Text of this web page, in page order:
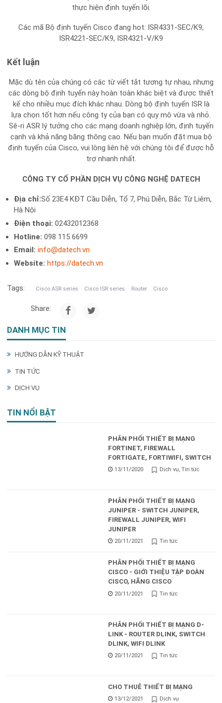
DANH MỤC TIN
HƯỚNG DẪN KỸ THUẬT
TIN TỨC
DỊCH VỤ
TIN NỔI BẬT
PHÂN PHỐI THIẾT BỊ MẠNG
FORTINET, FIREWALL
FORTIGATE, FORTIWIFI, SWITCH
13/11/2020 Dịch vụ Tin tức
PHÂN PHỐI THIẾT BỊ MẠNG
JUNIPER - SWITCH JUNIPER,
FIREWALL JUNIPER, WIFI
JUNIPER
20/11/2021 Tin tức
PHÂN PHỐI THIẾT BỊ MẠNG
CISCO - GIỚI THIỆU TẬP ĐOÀN
CISCO, HÃNG CISCO
20/11/2021 Tin tức
PHÂN PHỐI THIẾT BỊ MẠNG D-
LINK - ROUTER DLINK, SWITCH
DLINK, WIFI DLINK
20/11/2021 Tin tức
CHO THUÊ THIẾT BỊ MẠNG
13/12/2021 Dịch vụ
thực hiện định tuyến lõi.
Các mã Bộ định tuyến Cisco đang hot: ISR4331-SEC/K9,
ISR4221-SEC/K9, ISR4321-V/K9
Kết luận
Mặc dù tên của chúng có các từ viết tắt tương tự nhau, nhưng
các dòng bộ định tuyến này hoàn toàn khác biệt và được thiết
kế cho nhiều mục đích khác nhau. Dòng bộ định tuyến ISR là
lựa chọn tốt hơn nếu công ty của bạn có quy mô vừa và nhỏ.
Sê-ri ASR lý tưởng cho các mạng doanh nghiệp lớn, định tuyến
cạnh và khả năng băng thông cao. Nếu bạn muốn đặt mua bộ
định tuyến của Cisco, vui lòng liên hệ với chúng tôi để được hỗ
trợ nhanh nhất.
CÔNG TY CỔ PHẦN DỊCH VỤ CÔNG NGHỆ DATECH
Địa chỉ:Số 23E4 KĐT Cầu Diễn, Tổ 7, Phú Diễn, Bắc Từ Liêm,
Hà Nội
Điện thoại:02432012368
Hotline:098 115 6699
Email:info@datech.vn
Website:https://datech.vn
Tags: Cisco ASR series Cisco ISR series Router Cisco
Share: